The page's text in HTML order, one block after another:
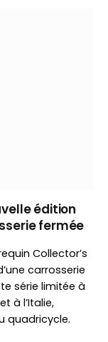
édition
fermée
Collector’s
carrosserie
série limitée à
à l’Italie,
quadricycle.